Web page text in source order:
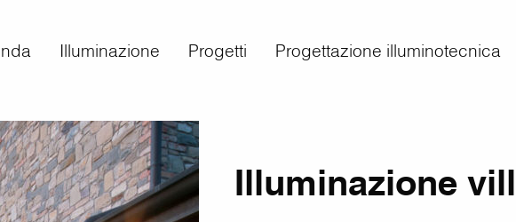
Illuminazione Progetti Progettazione illuminotecnica
Illuminazione